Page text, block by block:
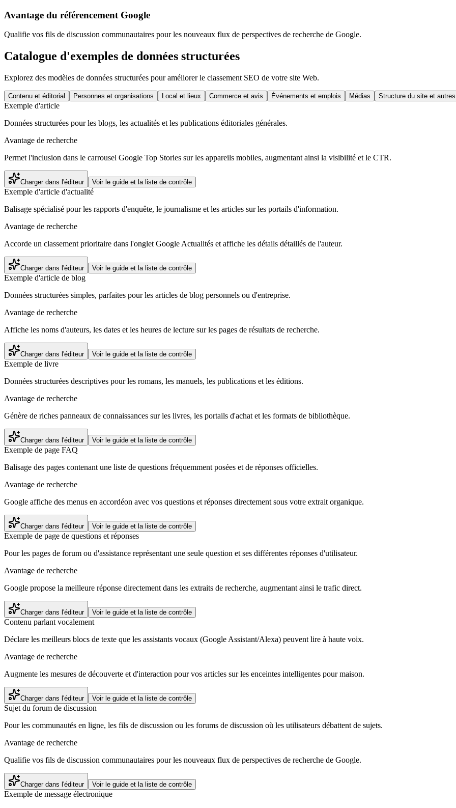
Avantage du référencement Google
Qualifie vos fils de discussion communautaires pour les nouveaux flux de perspectives de recherche de Google.
Catalogue d'exemples de données structurées
Explorez des modèles de données structurées pour améliorer le classement SEO de votre site Web.
Contenu et éditorial Personnes et organisations Local et lieux Commerce et avis Événements et emplois Médias Structure du site et autres
Exemple d'article
Données structurées pour les blogs, les actualités et les publications éditoriales générales.
Avantage de recherche
Permet l'inclusion dans le carrousel Google Top Stories sur les appareils mobiles, augmentant ainsi la visibilité et le CTR.
Charger dans l'éditeur Voir le guide et la liste de contrôle
Exemple d'article d'actualité
Balisage spécialisé pour les rapports d'enquête, le journalisme et les articles sur les portails d'information.
Avantage de recherche
Accorde un classement prioritaire dans l'onglet Google Actualités et affiche les détails détaillés de l'auteur.
Charger dans l'éditeur Voir le guide et la liste de contrôle
Exemple d'article de blog
Données structurées simples, parfaites pour les articles de blog personnels ou d'entreprise.
Avantage de recherche
Affiche les noms d'auteurs, les dates et les heures de lecture sur les pages de résultats de recherche.
Charger dans l'éditeur Voir le guide et la liste de contrôle
Exemple de livre
Données structurées descriptives pour les romans, les manuels, les publications et les éditions.
Avantage de recherche
Génère de riches panneaux de connaissances sur les livres, les portails d'achat et les formats de bibliothèque.
Charger dans l'éditeur Voir le guide et la liste de contrôle
Exemple de page FAQ
Balisage des pages contenant une liste de questions fréquemment posées et de réponses officielles.
Avantage de recherche
Google affiche des menus en accordéon avec vos questions et réponses directement sous votre extrait organique.
Charger dans l'éditeur Voir le guide et la liste de contrôle
Exemple de page de questions et réponses
Pour les pages de forum ou d'assistance représentant une seule question et ses différentes réponses d'utilisateur.
Avantage de recherche
Google propose la meilleure réponse directement dans les extraits de recherche, augmentant ainsi le trafic direct.
Charger dans l'éditeur Voir le guide et la liste de contrôle
Contenu parlant vocalement
Déclare les meilleurs blocs de texte que les assistants vocaux (Google Assistant/Alexa) peuvent lire à haute voix.
Avantage de recherche
Augmente les mesures de découverte et d'interaction pour vos articles sur les enceintes intelligentes pour maison.
Charger dans l'éditeur Voir le guide et la liste de contrôle
Sujet du forum de discussion
Pour les communautés en ligne, les fils de discussion ou les forums de discussion où les utilisateurs débattent de sujets.
Avantage de recherche
Qualifie vos fils de discussion communautaires pour les nouveaux flux de perspectives de recherche de Google.
Charger dans l'éditeur Voir le guide et la liste de contrôle
Exemple de message électronique